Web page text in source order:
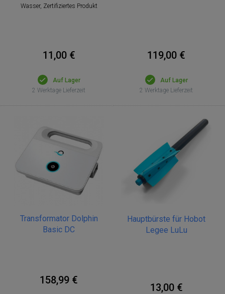
Wasser, Zertifiziertes Produkt
11,00 €
Auf Lager
2 Werktage Lieferzeit
119,00 €
Auf Lager
2 Werktage Lieferzeit
Transformator Dolphin
Basic DC
158,99 €
Hauptbürste für Hobot
Legee LuLu
13,00 €